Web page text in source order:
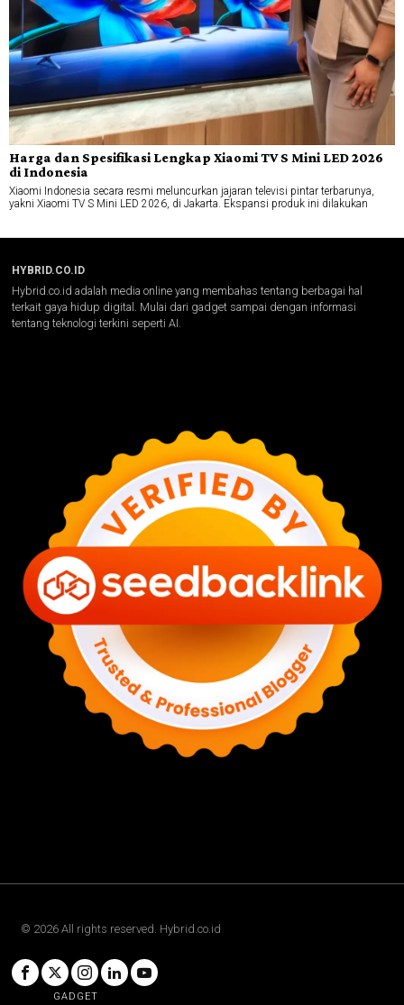
Harga dan Spesifikasi Lengkap Xiaomi TV S Mini LED 2026
di Indonesia
Xiaomi Indonesia secara resmi meluncurkan jajaran televisi pintar terbarunya,
yakni Xiaomi TV S Mini LED 2026, di Jakarta. Ekspansi produk ini dilakukan
HYBRID.CO.ID
Hybrid.co.id adalah media online yang membahas tentang berbagai hal
terkait gaya hidup digital. Mulai dari gadget sampai dengan informasi
tentang teknologi terkini seperti AI.
© 2026 All rights reserved. Hybrid.co.id
GADGET